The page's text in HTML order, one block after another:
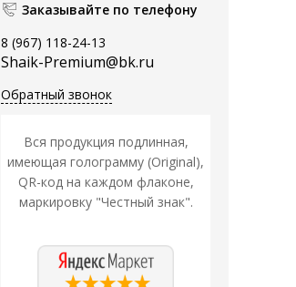
Заказывайте по телефону
8 (967) 118-24-13
Shaik-Premium@bk.ru
Обратный звонок
Вся продукция подлинная,
имеющая голограмму (Original),
QR-код на каждом флаконе,
маркировку "Честный знак".